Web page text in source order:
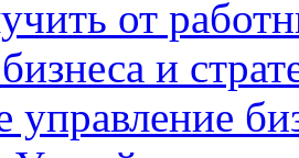
от
и
управление